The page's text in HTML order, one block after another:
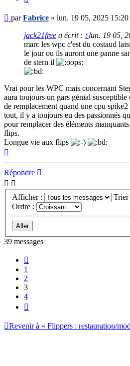
Message
parFabrice » lun. 19 05, 2025 15:20
jack21free a écrit : ↑lun. 19 05,
marc les wpc c'est du costaud
le jour ou ils auront une panne
de stern il
Vrai pour les WPC mais concernant
aura toujours un gars génial
de remplacement quand une cpu
tout, il y a toujours eu des passionnés
pour remplacer des éléments
flips.
Longue vie aux flips
Répondre
Afficher :
Trier
Ordre :
39 messages
1
2
3
4
Revenir à « Flippers : restauration/